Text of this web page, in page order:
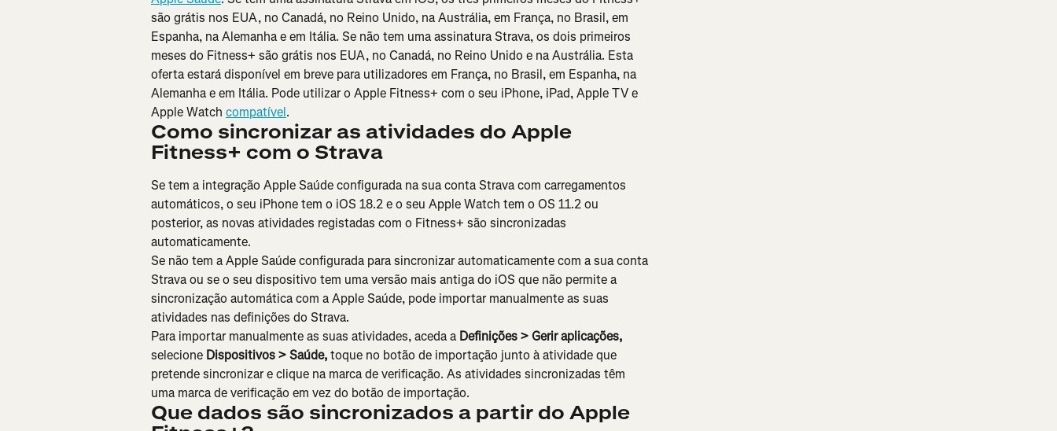
são grátis nos EUA, no Canadá, no Reino Unido, na Austrália, em França, no Brasil, em
Espanha, na Alemanha e em Itália. Se não tem uma assinatura Strava, os dois primeiros
meses do Fitness+ são grátis nos EUA, no Canadá, no Reino Unido e na Austrália. Esta
oferta estará disponível em breve para utilizadores em França, no Brasil, em Espanha, na
Alemanha e em Itália. Pode utilizar o Apple Fitness+ com o seu iPhone, iPad, Apple TV e
Apple Watch compatível.
Como sincronizar as atividades do Apple
Fitness+ com o Strava
Se tem a integração Apple Saúde configurada na sua conta Strava com carregamentos
automáticos, o seu iPhone tem o iOS 18.2 e o seu Apple Watch tem o OS 11.2 ou
posterior, as novas atividades registadas com o Fitness+ são sincronizadas
automaticamente.
Se não tem a Apple Saúde configurada para sincronizar automaticamente com a sua conta
Strava ou se o seu dispositivo tem uma versão mais antiga do iOS que não permite a
sincronização automática com a Apple Saúde, pode importar manualmente as suas
atividades nas definições do Strava.
Para importar manualmente as suas atividades, aceda a Definições > Gerir aplicações,
selecione Dispositivos > Saúde, toque no botão de importação junto à atividade que
pretende sincronizar e clique na marca de verificação. As atividades sincronizadas têm
uma marca de verificação em vez do botão de importação.
Que dados são sincronizados a partir do Apple